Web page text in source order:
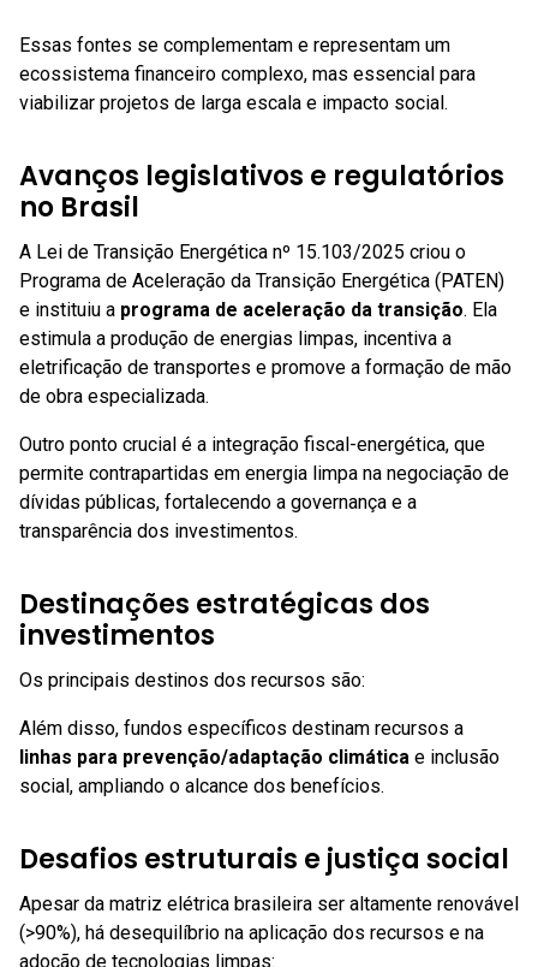
Essas fontes se complementam e representam um
ecossistema financeiro complexo, mas essencial para
viabilizar projetos de larga escala e impacto social.
Avanços legislativos e regulatórios
no Brasil
A Lei de Transição Energética nº 15.103/2025 criou o
Programa de Aceleração da Transição Energética (PATEN)
e instituiu a programa de aceleração da transição. Ela
estimula a produção de energias limpas, incentiva a
eletrificação de transportes e promove a formação de mão
de obra especializada.
Outro ponto crucial é a integração fiscal-energética, que
permite contrapartidas em energia limpa na negociação de
dívidas públicas, fortalecendo a governança e a
transparência dos investimentos.
Destinações estratégicas dos
investimentos
Os principais destinos dos recursos são:
Além disso, fundos específicos destinam recursos a
linhas para prevenção/adaptação climática e inclusão
social, ampliando o alcance dos benefícios.
Desafios estruturais e justiça social
Apesar da matriz elétrica brasileira ser altamente renovável
(>90%), há desequilíbrio na aplicação dos recursos e na
adoção de tecnologias limpas: